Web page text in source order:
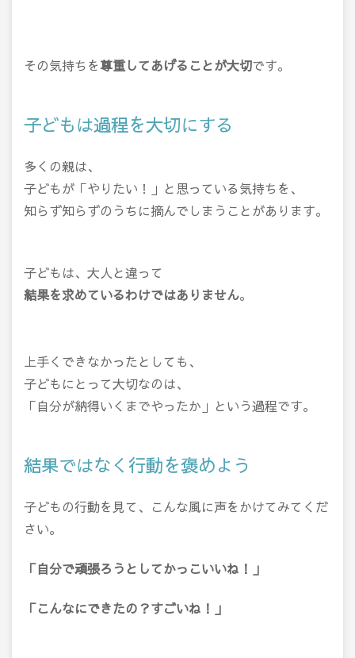
その気持ちを尊重してあげることが大切です。
子どもは過程を大切にする
多くの親は、
子どもが「やりたい！」と思っている気持ちを、
知らず知らずのうちに摘んでしまうことがあります。
子どもは、大人と違って
結果を求めているわけではありません。
上手くできなかったとしても、
子どもにとって大切なのは、
「自分が納得いくまでやったか」という過程です。
結果ではなく行動を褒めよう
子どもの行動を見て、こんな風に声をかけてみてくだ
さい。
「自分で頑張ろうとしてかっこいいね！」
「こんなにできたの？すごいね！」